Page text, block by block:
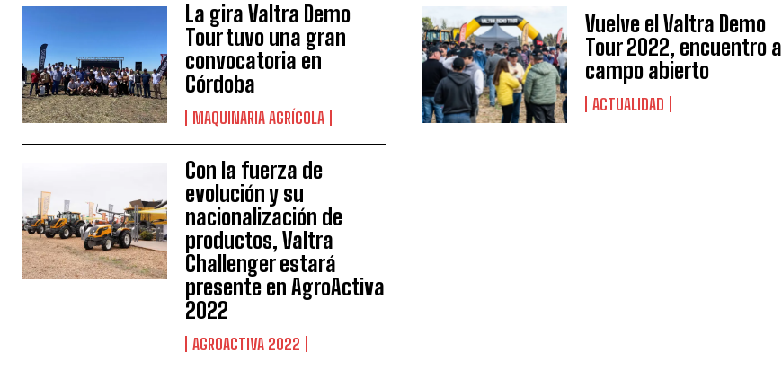
QUIERO SUSCRIBIRME
Leí y acepto laPolítica de Privacidad.
La gira Valtra Demo
Tour tuvo una gran
convocatoria en
Córdoba
MAQUINARIA AGRÍCOLA
Vuelve el Valtra Demo
Tour 2022, encuentro a
campo abierto
ACTUALIDAD
Con la fuerza de
evolución y su
nacionalización de
productos, Valtra
Challenger estará
presente en AgroActiva
2022
AGROACTIVA 2022